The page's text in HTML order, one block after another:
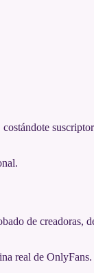
de creadoras,
real de